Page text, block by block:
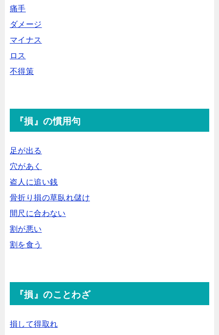
痛手
ダメージ
マイナス
ロス
不得策
『損』の慣用句
足が出る
穴があく
盗人に追い銭
骨折り損の草臥れ儲け
間尺に合わない
割が悪い
割を食う
『損』のことわざ
損して得取れ